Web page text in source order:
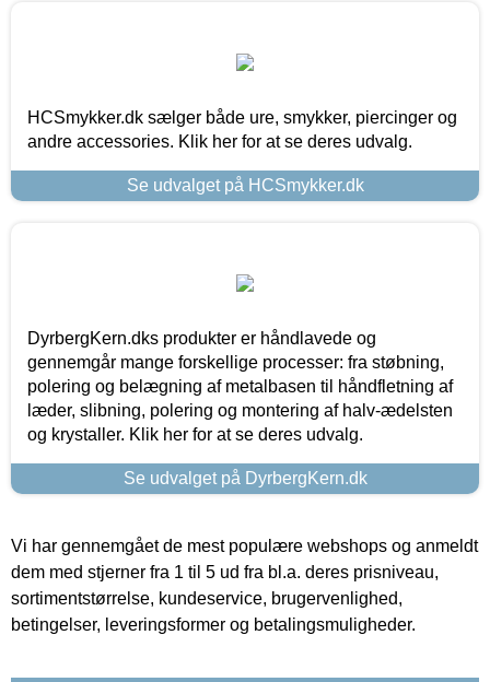
HCSmykker.dk sælger både ure, smykker, piercinger og
andre accessories. Klik her for at se deres udvalg.
Se udvalget på HCSmykker.dk
DyrbergKern.dks produkter er håndlavede og
gennemgår mange forskellige processer: fra støbning,
polering og belægning af metalbasen til håndfletning af
læder, slibning, polering og montering af halv-ædelsten
og krystaller. Klik her for at se deres udvalg.
Se udvalget på DyrbergKern.dk
Vi har gennemgået de mest populære webshops og anmeldt
dem med stjerner fra 1 til 5 ud fra bl.a. deres prisniveau,
sortimentstørrelse, kundeservice, brugervenlighed,
betingelser, leveringsformer og betalingsmuligheder.